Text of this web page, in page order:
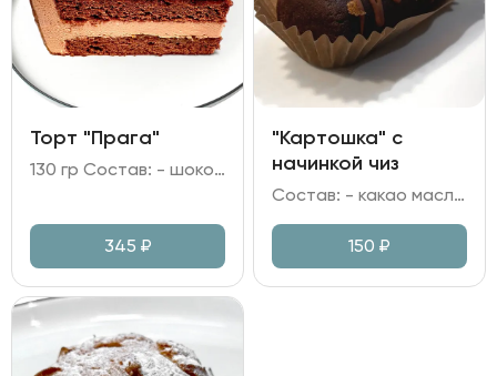
Торт "Прага"
130 гр Состав: - шоколадный бисквит; - сливочный мусс на молочном шоколаде; - глазурь шоколадная; - джем абрикосовый; - фундук.
345 ₽
"Картошка" с
начинкой чиз
Состав: - какао масло; масло сливочное; - мука пшеничная; яйцо куриное; - сгущеное молоко; ликер Амаретто; какао; сахар; - начинка на сливках и творожном сыре; - вафельная крошка.
150 ₽